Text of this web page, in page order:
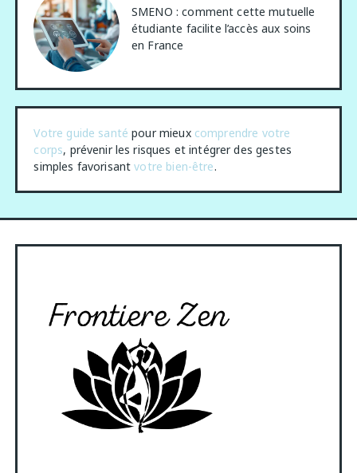
SMENO : comment cette mutuelle
étudiante facilite l’accès aux soins
en France
Votre guide santé pour mieux comprendre votre
corps, prévenir les risques et intégrer des gestes
simples favorisantvotre bien-être.